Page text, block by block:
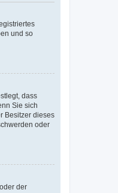
und so
dass
Sie sich
Besitzer dieses
oder
der